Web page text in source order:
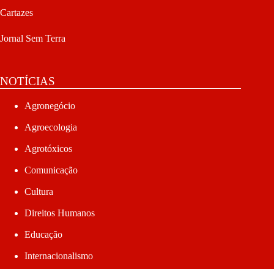
Cartazes
Jornal Sem Terra
NOTÍCIAS
Agronegócio
Agroecologia
Agrotóxicos
Comunicação
Cultura
Direitos Humanos
Educação
Internacionalismo